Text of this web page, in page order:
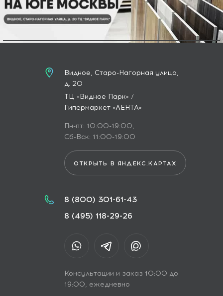
Видное, Старо-Нагорная улица,
д. 20
ТЦ «Видное Парк» /
Гипермаркет «ЛЕНТА»
Пн-пт: 10:00-19:00,
Сб-Вск: 11:00-19:00
ОТКРЫТЬ В ЯНДЕКС.КАРТАХ
8 (800) 301-61-43
8 (495) 118-29-26
Консультации и заказ 10:00 до
19:00, ежедневно